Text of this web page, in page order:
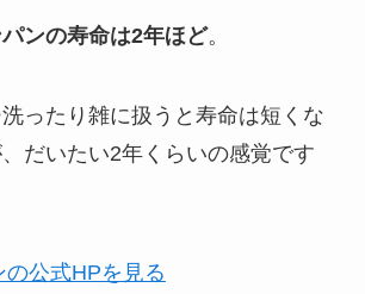
ンの寿命は2年ほど。
ったり雑に扱うと寿命は短くな
だいたい2年くらいの感覚です
公式HPを見る